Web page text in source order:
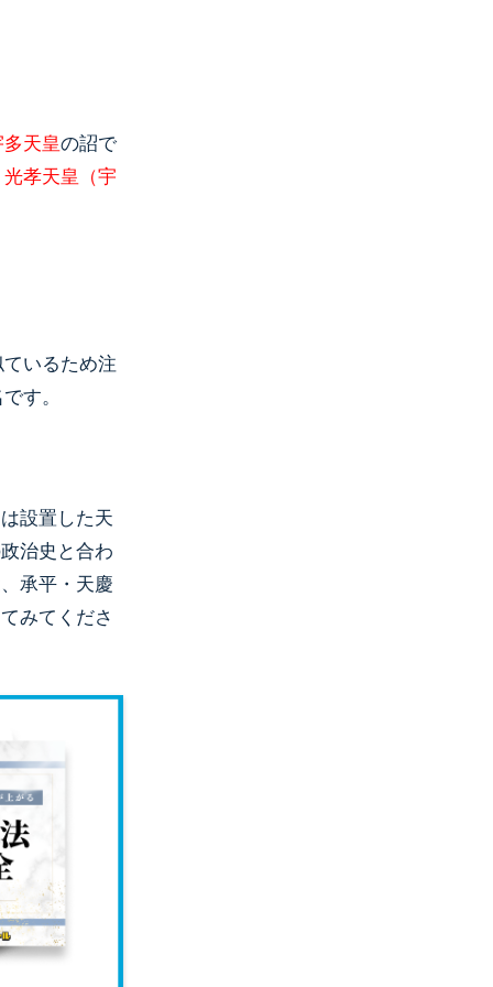
多天皇の詔で
孝天皇（宇
いるため注
す。
設置した天
治史と合わ
承平・天慶
みてくださ